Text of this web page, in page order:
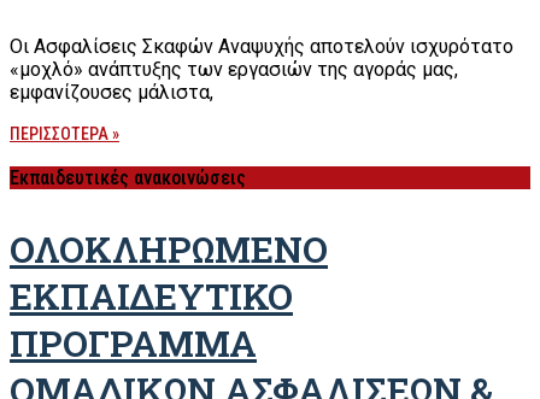
Οι Ασφαλίσεις Σκαφών Αναψυχής αποτελούν ισχυρότατο
«μοχλό» ανάπτυξης των εργασιών της αγοράς μας,
εμφανίζουσες μάλιστα,
ΠΕΡΙΣΣΟΤΕΡΑ »
Εκπαιδευτικές ανακοινώσεις
ΟΛΟΚΛΗΡΩΜΕΝΟ
ΕΚΠΑΙΔΕΥΤΙΚΟ
ΠΡΟΓΡΑΜΜΑ